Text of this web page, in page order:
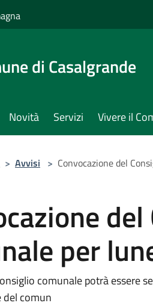
di Casalgrande
Novità Servizi Vivere il
> Avvisi > Convocazione del
per
comunale potrà essere
del comun